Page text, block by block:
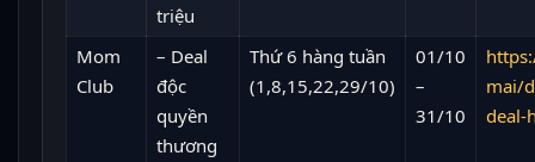
triệu
Mom
Club
– Deal
độc
quyền
thương
Thứ 6 hàng tuần
(1,8,15,22,29/10)
01/10
–
31/10
mai/
deal-